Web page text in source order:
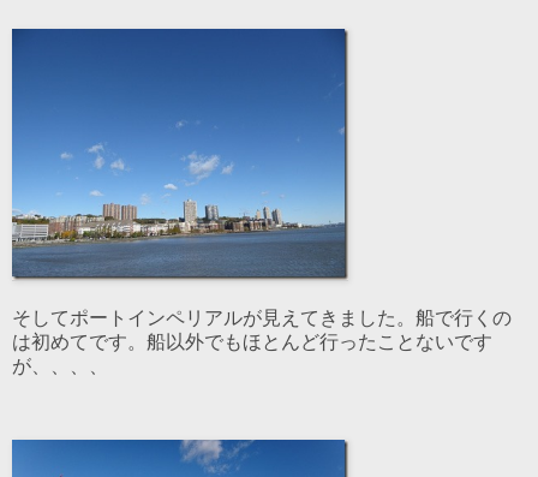
そしてポートインペリアルが見えてきました。船で行くの
は初めてです。船以外でもほとんど行ったことないです
が、、、、